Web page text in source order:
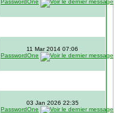
PasswordOne
11 Mar 2014 07:06
PasswordOne
03 Jan 2026 22:35
PasswordOne